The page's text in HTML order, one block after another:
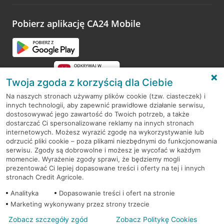
opinie.
Pobierz aplikację CA24 Mobile
RODO
Regulamin serwisu
Mapa serwisu
PolitykaCookies
© 2026 Credit Agricole Bank Polska S.A. Wszelkie prawa zastrzeżone
Twoja zgoda z korzyścią dla Ciebie
Na naszych stronach używamy plików cookie (tzw. ciasteczek) i
innych technologii, aby zapewnić prawidłowe działanie serwisu,
dostosowywać jego zawartość do Twoich potrzeb, a także
dostarczać Ci spersonalizowane reklamy na innych stronach
internetowych. Możesz wyrazić zgodę na wykorzystywanie lub
odrzucić pliki cookie – poza plikami niezbędnymi do funkcjonowania
serwisu. Zgody są dobrowolne i możesz je wycofać w każdym
momencie. Wyrażenie zgody sprawi, że będziemy mogli
prezentować Ci lepiej dopasowane treści i oferty na tej i innych
stronach Credit Agricole.
Analityka
Dopasowanie treści i ofert na stronie
Marketing wykonywany przez strony trzecie
Zobacz szczegóły zgód Zobacz Politykę Cookies